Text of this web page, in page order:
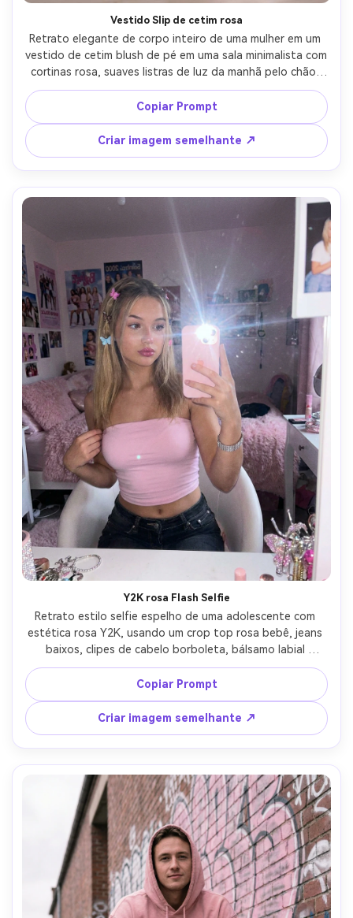
Vestido Slip de cetim rosa
Retrato elegante de corpo inteiro de uma mulher em um
vestido de cetim blush de pé em uma sala minimalista com
cortinas rosa, suaves listras de luz da manhã pelo chão,
saltos delicados com alças, pose relaxada, tirado em
Sony A7IV 50mm f/1.4, sombras naturais, destaques de
tecido sedoso, classificação de cores rosa sutil,
fotografia de moda editorial, fotorealista- -ar 4:5
Copiar Prompt
Criar imagem semelhante ↗
Y2K rosa Flash Selfie
Retrato estilo selfie espelho de uma adolescente com
estética rosa Y2K, usando um crop top rosa bebê, jeans
baixos, clipes de cabelo borboleta, bálsamo labial
brilhante, capturado com flash direto na câmera, quarto
rosa bagunçado com pôsteres e acessórios brilhantes,
tiro olhar como fotografia flash do iPhone, alto detalhe,
textura realista da pele, vibração nostálgica divertida,
lente de 85mm, profundidade de campo rasa, iluminação
cinematográfica suave-AR 4:5
Copiar Prompt
Criar imagem semelhante ↗
Crie imagens com
IA sem limites.
100% grátis!
Comece Grátis →